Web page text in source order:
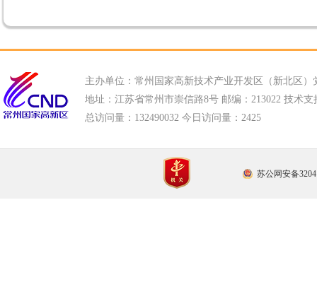
主办单位：常州国家高新技术产业开发区（新北区）
地址：江苏省常州市崇信路8号 邮编：213022 技术支
总访问量： 132490032 今日访问量： 2425
苏公网安备